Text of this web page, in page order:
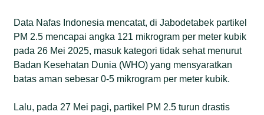
Data Nafas Indonesia mencatat, di Jabodetabek partikel
PM 2.5 mencapai angka 121 mikrogram per meter kubik
pada 26 Mei 2025, masuk kategori tidak sehat menurut
Badan Kesehatan Dunia (WHO) yang mensyaratkan
batas aman sebesar 0-5 mikrogram per meter kubik.
Lalu, pada 27 Mei pagi, partikel PM 2.5 turun drastis